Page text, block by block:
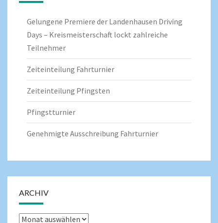
Gelungene Premiere der Landenhausen Driving
Days – Kreismeisterschaft lockt zahlreiche
Teilnehmer
Zeiteinteilung Fahrturnier
Zeiteinteilung Pfingsten
Pfingstturnier
Genehmigte Ausschreibung Fahrturnier
ARCHIV